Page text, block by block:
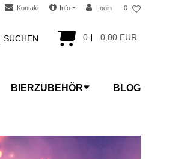
Kontakt Info Login 0
0 0,00 EUR
SUCHEN
BIERZUBEHÖR BLOG